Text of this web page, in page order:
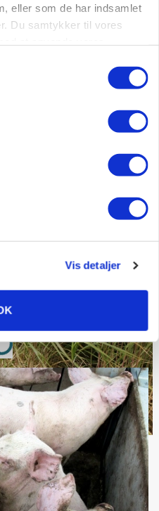
eller som de har indsamlet
Du samtykker til vores
Vis detaljer
skårlægger afprøves i år
på elefantgræs